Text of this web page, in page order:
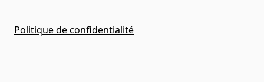
Politique de confidentialité